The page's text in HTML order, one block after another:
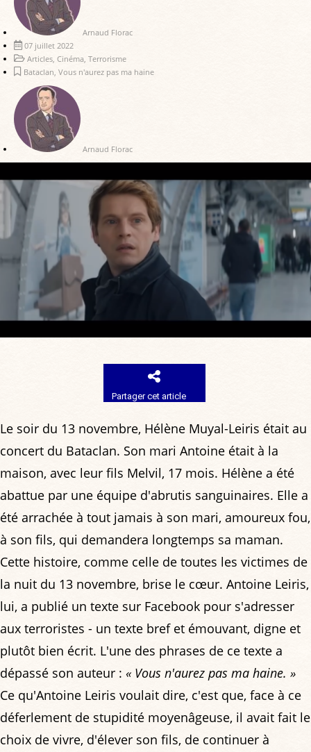
Arnaud Florac
07 juillet 2022
Articles, Cinéma, Terrorisme
Bataclan, Vous n'aurez pas ma haine
Arnaud Florac
Partager cet article
Le soir du 13 novembre, Hélène Muyal-Leiris était au
concert du Bataclan. Son mari Antoine était à la
maison, avec leur fils Melvil, 17 mois. Hélène a été
abattue par une équipe d'abrutis sanguinaires. Elle a
été arrachée à tout jamais à son mari, amoureux fou,
à son fils, qui demandera longtemps sa maman.
Cette histoire, comme celle de toutes les victimes de
la nuit du 13 novembre, brise le cœur. Antoine Leiris,
lui, a publié un texte sur Facebook pour s'adresser
aux terroristes - un texte bref et émouvant, digne et
plutôt bien écrit. L'une des phrases de ce texte a
dépassé son auteur : « Vous n'aurez pas ma haine. »
Ce qu'Antoine Leiris voulait dire, c'est que, face à ce
déferlement de stupidité moyenâgeuse, il avait fait le
choix de vivre, d'élever son fils, de continuer à